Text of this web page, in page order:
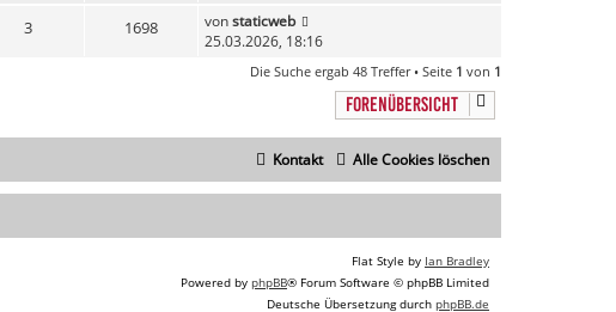
3 1698 vonstaticweb
25.03.2026, 18:16
Die Suche ergab 48 Treffer • Seite 1 von 1
FORENÜBERSICHT
Alle Cookies löschen
Kontakt
Flat Style by Ian Bradley
Powered by phpBB® Forum Software © phpBB Limited
Deutsche Übersetzung durch phpBB.de